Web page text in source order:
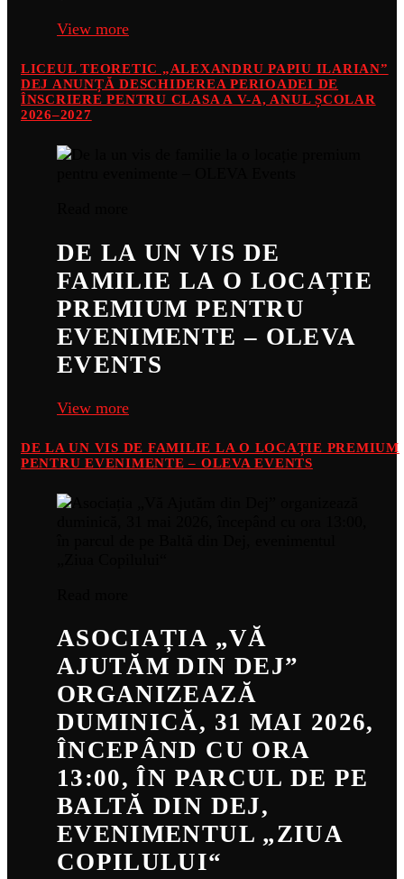
View more
LICEUL TEORETIC „ALEXANDRU PAPIU ILARIAN”
DEJ ANUNȚĂ DESCHIDEREA PERIOADEI DE
ÎNSCRIERE PENTRU CLASA A V-A, ANUL ȘCOLAR
2026–2027
DE LA UN VIS DE
FAMILIE LA O LOCAȚIE
PREMIUM PENTRU
EVENIMENTE – OLEVA
EVENTS
View more
DE LA UN VIS DE FAMILIE LA O LOCAȚIE PREMIUM
PENTRU EVENIMENTE – OLEVA EVENTS
ASOCIAȚIA „VĂ
AJUTĂM DIN DEJ”
ORGANIZEAZĂ
DUMINICĂ, 31 MAI 2026,
ÎNCEPÂND CU ORA
13:00, ÎN PARCUL DE PE
BALTĂ DIN DEJ,
EVENIMENTUL „ZIUA
COPILULUI“